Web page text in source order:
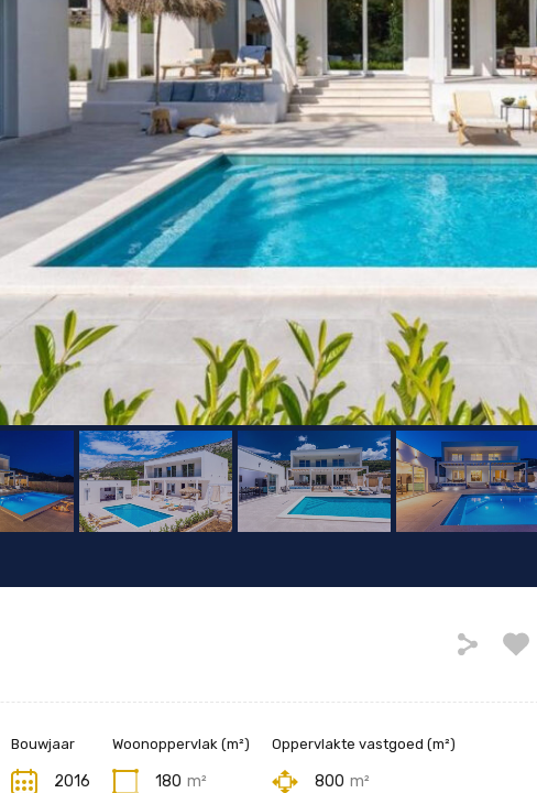
Bouwjaar
2016
Woonoppervlak (m²)
180 m²
Oppervlakte vastgoed (m²)
800 m²